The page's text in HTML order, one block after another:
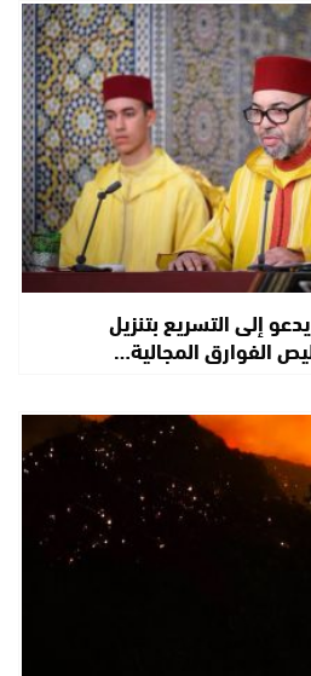
إلى التسريع بتنزيل
الفوارق المجالية…